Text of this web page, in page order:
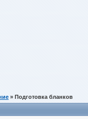
» Подготовка бланков